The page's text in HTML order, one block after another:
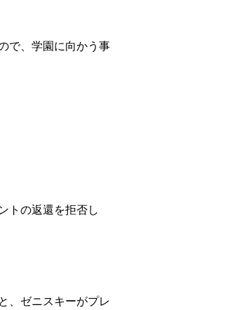
で、学園に向かう事
トの返還を拒否し
、ゼニスキーがプレ